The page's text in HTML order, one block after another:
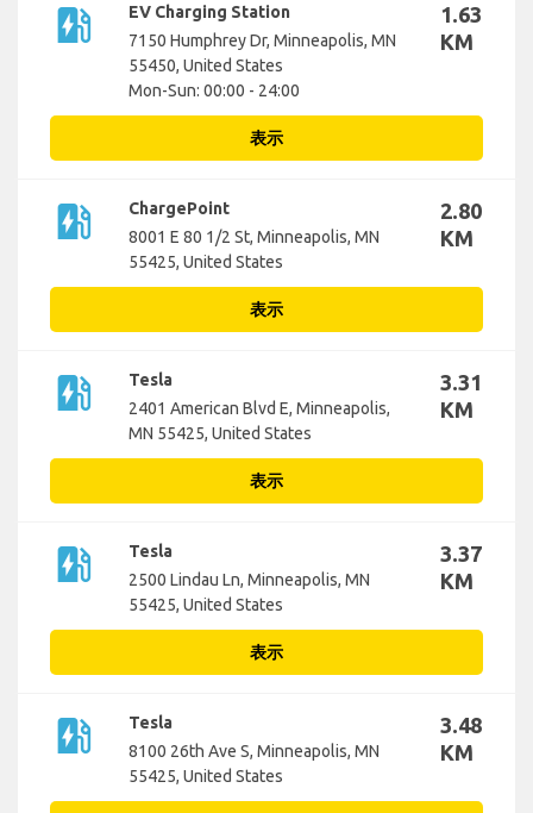
ev_station
EV Charging Station
7150 Humphrey Dr, Minneapolis, MN
55450, United States
Mon-Sun: 00:00 - 24:00
1.63
KM
表示
ev_station
ChargePoint
8001 E 80 1/2 St, Minneapolis, MN
55425, United States
2.80
KM
表示
ev_station
Tesla
2401 American Blvd E, Minneapolis,
MN 55425, United States
3.31
KM
表示
ev_station
Tesla
2500 Lindau Ln, Minneapolis, MN
55425, United States
3.37
KM
表示
ev_station
Tesla
8100 26th Ave S, Minneapolis, MN
55425, United States
3.48
KM